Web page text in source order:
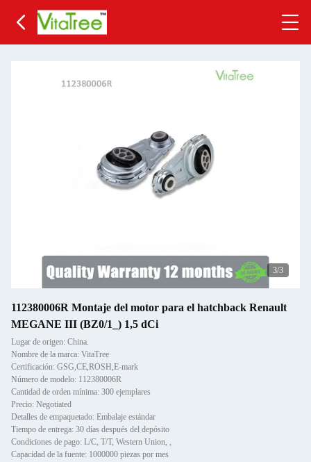
3/3
112380006R Montaje del motor para el hatchback Renault
MEGANE III (BZ0/1_) 1,5 dCi
Lugar de origen: China.
Nombre de la marca: VitaTree
Certificación: GSG,CE,ROSH,E-mark
Número de modelo: 112380006R
Cantidad de orden mínima: 300 ejemplares
Precio: Negotiated
Detalles de empaquetado: Embalaje estándar
Tiempo de entrega: 30 días después del depósito
Condiciones de pago: L/C, T/T, Western Union, ,
Capacidad de la fuente: 1000000 piezas por mes